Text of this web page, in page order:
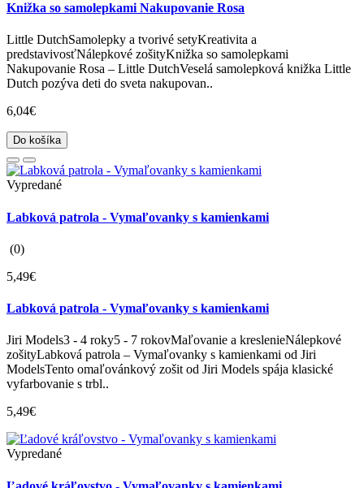
Knižka so samolepkami Nakupovanie Rosa
Little DutchSamolepky a tvorivé setyKreativita a
predstavivosťNálepkové zošityKnižka so samolepkami
Nakupovanie Rosa – Little DutchVeselá samolepková knižka Little
Dutch pozýva deti do sveta nakupovan..
6,04€
Do košíka
Vypredané
Labková patrola - Vymaľovanky s kamienkami
(0)
5,49€
Labková patrola - Vymaľovanky s kamienkami
Jiri Models3 - 4 roky5 - 7 rokovMaľovanie a kreslenieNálepkové
zošityLabková patrola – Vymaľovanky s kamienkami od Jiri
ModelsTento omaľovánkový zošit od Jiri Models spája klasické
vyfarbovanie s trbl..
5,49€
Vypredané